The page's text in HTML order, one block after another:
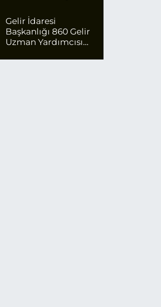
Ödeyecek
Gelir İdaresi
Başkanlığı 860 Gelir
Uzman Yardımcısı
Kadro Ayrıldı